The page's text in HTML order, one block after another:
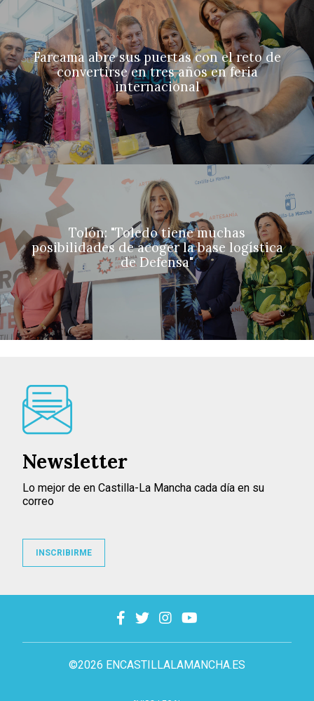
Farcama abre sus puertas con el reto de
convertirse en tres años en feria
internacional
Tolón: "Toledo tiene muchas
posibilidades de acoger la base logística
de Defensa"
©2026 ENCASTILLALAMANCHA.ES
Newsletter
Lo mejor de en Castilla-La Mancha cada día en su
correo
INSCRIBIRME